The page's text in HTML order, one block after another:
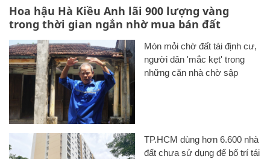
Hoa hậu Hà Kiều Anh lãi 900 lượng vàng
trong thời gian ngắn nhờ mua bán đất
Mòn mỏi chờ đất tái định cư,
người dân 'mắc kẹt' trong
những căn nhà chờ sập
TP.HCM dùng hơn 6.600 nhà
đất chưa sử dụng để bố trí tái